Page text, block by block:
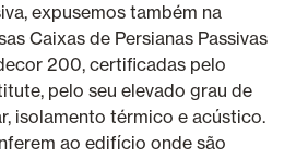
expusemos também na
Caixas de Persianas Passivas
200, certificadas pelo
pelo seu elevado grau de
isolamento térmico e acústico.
ao edifício onde são